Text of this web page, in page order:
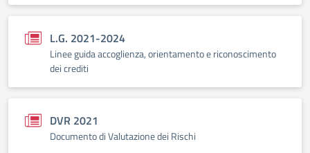
L.G. 2021-2024
Linee guida accoglienza, orientamento e riconoscimento
dei crediti
DVR 2021
Documento di Valutazione dei Rischi